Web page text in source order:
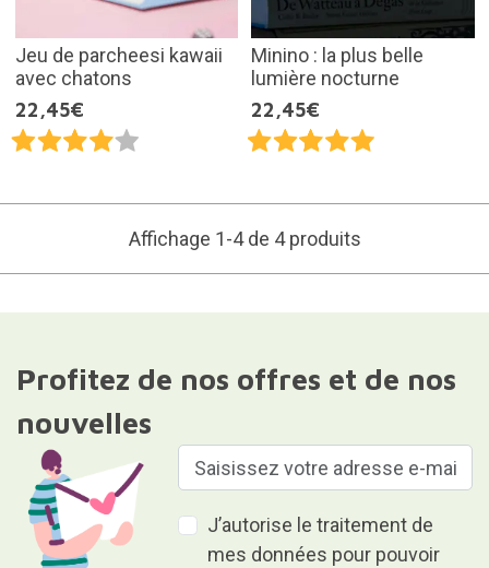
Jeu de parcheesi kawaii
avec chatons
22,45€
Minino : la plus belle
lumière nocturne
22,45€
Affichage 1-4 de 4 produits
Profitez de nos offres et de nos
nouvelles
J’autorise le traitement de
mes données pour pouvoir